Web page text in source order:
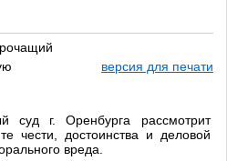
версия для печати
суд г. Оренбурга рассмотрит
чести, достоинства и деловой
вреда.